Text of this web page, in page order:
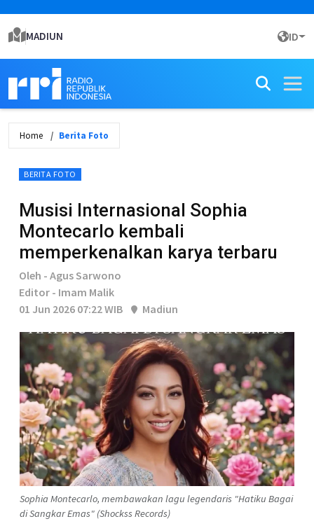
MADIUN ID
Home Berita Foto
BERITA FOTO
Musisi Internasional Sophia
Montecarlo kembali
memperkenalkan karya terbaru
Oleh - Agus Sarwono
Editor - Imam Malik
01 Jun 2026 07:22 WIB
Madiun
Sophia Montecarlo, membawakan lagu legendaris "Hatiku Bagai
di Sangkar Emas" (Shockss Records)